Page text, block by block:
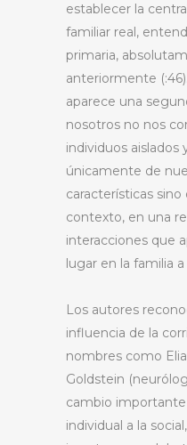
establecer la
familiar real,
primaria,
anteriormente
aparece una
nosotros no nos
individuos aislados
únicamente de
características
contexto, en una
interacciones que
lugar en la familia
Los autores
influencia de la
nombres como
Goldstein
cambio
individual a la